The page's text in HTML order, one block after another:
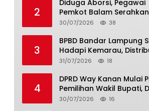
2
Diduga Aborsi, Pegawai
Pemkot Balam
30/07/2026 38
3
BPBD Bandar Lampung
Hadapi Kemarau,
31/07/2026 18
4
DPRD Way Kanan Mulai
Pemilihan Wakil Bupati,
Nama Resmi Bersaing
30/07/2026 16